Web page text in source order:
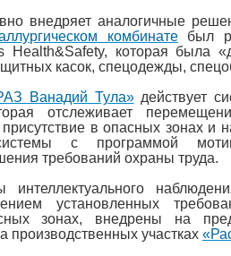
внедряет аналогичные
комбинатебыл
Health&Safety, которая была
касок, спецодежды,
Ванадий Тула»действует
отслеживает
в опасных зонах и
с программой
требований охраны труда.
интеллектуального
установленных
зонах, внедрены на
участках